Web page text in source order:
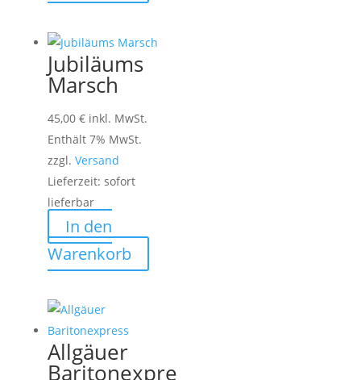
Jubiläums
Marsch
45,00 € inkl. MwSt.
Enthält 7% MwSt.
zzgl. Versand
Lieferzeit: sofort
lieferbar
In den
Warenkorb
Allgäuer
Baritonexpre